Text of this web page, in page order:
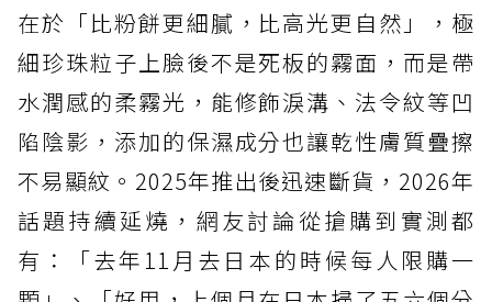
在於「比粉餅更細膩，比高光更自然」，極
細珍珠粒子上臉後不是死板的霧面，而是帶
水潤感的柔霧光，能修飾淚溝、法令紋等凹
陷陰影，添加的保濕成分也讓乾性膚質疊擦
不易顯紋。2025年推出後迅速斷貨，2026年
話題持續延燒，網友討論從搶購到實測都
有：「去年11月去日本的時候每人限購一